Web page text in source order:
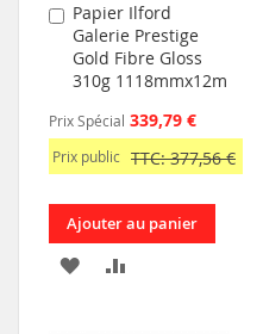
Papier Ilford
Galerie Prestige
Gold Fibre Gloss
310g 1118mmx12m
Prix Spécial 339,79 €
Prix public TTC: 377,56 €
Ajouter
au
panier
Ajouter au panier
AJOUTER